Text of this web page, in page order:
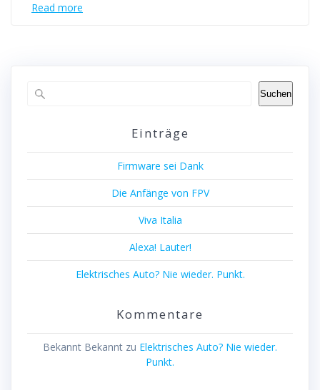
Read more
Suchen
Einträge
Firmware sei Dank
Die Anfänge von FPV
Viva Italia
Alexa! Lauter!
Elektrisches Auto? Nie wieder. Punkt.
Kommentare
Bekannt Bekannt zu Elektrisches Auto? Nie wieder.
Punkt.